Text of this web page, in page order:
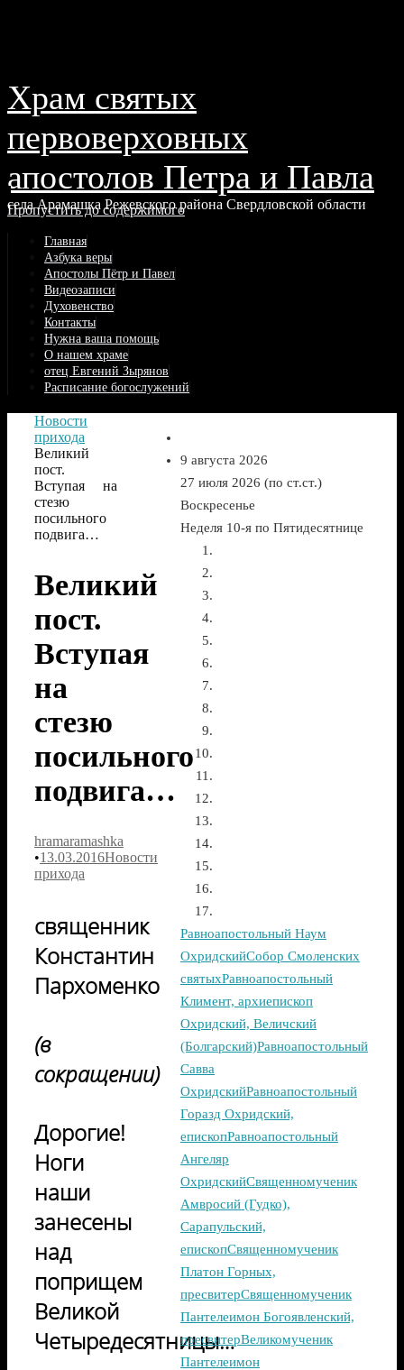
Храм святых
первоверховных
апостолов Петра и Павла
села Арамашка Режевского района Свердловской области
Пропустить до содержимого
Главная
Азбука веры
Апостолы Пётр и Павел
Видеозаписи
Духовенство
Контакты
Нужна ваша помощь
О нашем храме
отец Евгений Зырянов
Расписание богослужений
Новости
прихода
Великий
пост.
Вступая на
стезю
посильного
подвига…
Великий
пост.
Вступая
на
стезю
посильного
подвига…
hramaramashka
•13.03.2016Новости
прихода
священник
Константин
Пархоменко
(в
сокращении)
Дорогие!
Ноги
наши
занесены
над
поприщем
Великой
Четыредесятницы…
9 августа 2026
27 июля 2026 (по ст.ст.)
Воскресенье
Неделя 10-я по Пятидесятнице
Равноапостольный Наум
ОхридскийСобор Смоленских
святыхРавноапостольный
Климент, архиепископ
Охридский, Величский
(Болгарский)Равноапостольный
Савва
ОхридскийРавноапостольный
Горазд Охридский,
епископРавноапостольный
Ангеляр
ОхридскийСвященномученик
Амвросий (Гудко),
Сарапульский,
епископСвященномученик
Платон Горных,
пресвитерСвященномученик
Пантелеимон Богоявленский,
пресвитерВеликомученик
Пантелеимон